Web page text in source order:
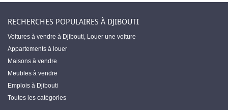
RECHERCHES POPULAIRES À DJIBOUTI
Voitures à vendre à Djibouti, Louer une voiture
Appartements à louer
Maisons à vendre
Meubles à vendre
Emplois à Djibouti
Toutes les catégories